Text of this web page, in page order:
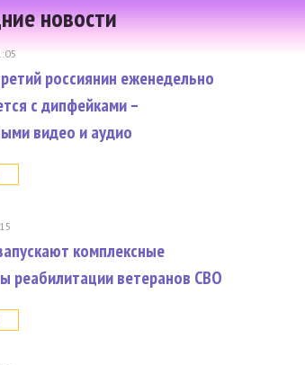
новости
россиянин еженедельно
с дипфейками –
видео и аудио
комплексные
реабилитации ветеранов СВО